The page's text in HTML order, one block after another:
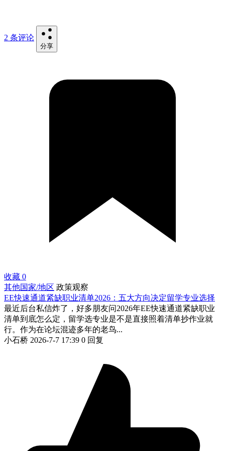
2 条评论
分享
收藏 0
其他国家/地区 政策观察
EE快速通道紧缺职业清单2026：五大方向决定留学专业选择
最近后台私信炸了，好多朋友问2026年EE快速通道紧缺职业
清单到底怎么定，留学选专业是不是直接照着清单抄作业就
行。作为在论坛混迹多年的老鸟...
小石桥 2026-7-7 17:39 0 回复